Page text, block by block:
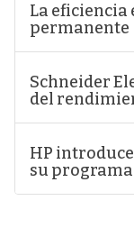
La
permanente
Schneider
del
HP
su